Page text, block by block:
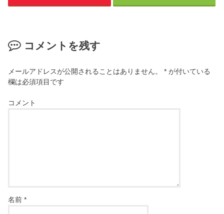
コメントを残す
メールアドレスが公開されることはありません。 * が付いている
欄は必須項目です
コメント
名前*